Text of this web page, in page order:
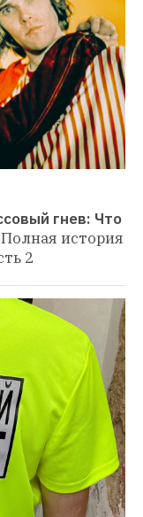
гнев: Что
Полная история
2